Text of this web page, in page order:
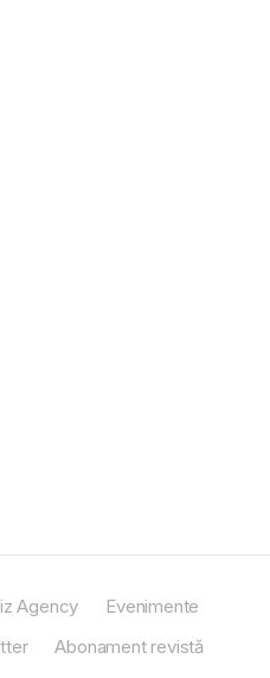
Agency
Evenimente
Abonament revistă